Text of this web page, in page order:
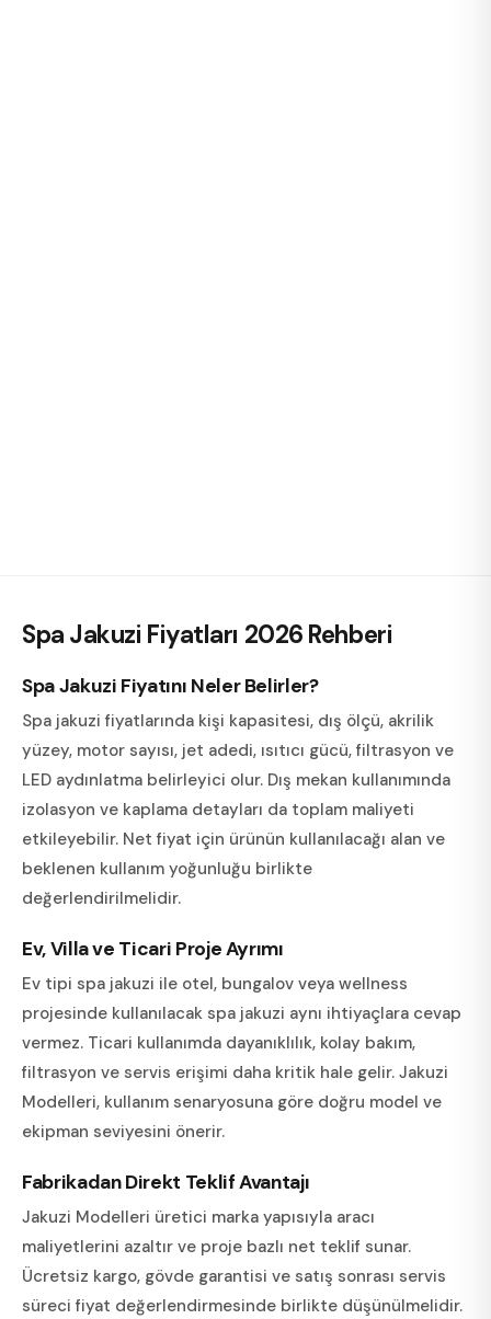
Spa Jakuzi Fiyatları 2026 Rehberi
Spa Jakuzi Fiyatını Neler Belirler?
Spa jakuzi fiyatlarında kişi kapasitesi, dış ölçü, akrilik
yüzey, motor sayısı, jet adedi, ısıtıcı gücü, filtrasyon ve
LED aydınlatma belirleyici olur. Dış mekan kullanımında
izolasyon ve kaplama detayları da toplam maliyeti
etkileyebilir. Net fiyat için ürünün kullanılacağı alan ve
beklenen kullanım yoğunluğu birlikte
değerlendirilmelidir.
Ev, Villa ve Ticari Proje Ayrımı
Ev tipi spa jakuzi ile otel, bungalov veya wellness
projesinde kullanılacak spa jakuzi aynı ihtiyaçlara cevap
vermez. Ticari kullanımda dayanıklılık, kolay bakım,
filtrasyon ve servis erişimi daha kritik hale gelir. Jakuzi
Modelleri, kullanım senaryosuna göre doğru model ve
ekipman seviyesini önerir.
Fabrikadan Direkt Teklif Avantajı
Jakuzi Modelleri üretici marka yapısıyla aracı
maliyetlerini azaltır ve proje bazlı net teklif sunar.
Ücretsiz kargo, gövde garantisi ve satış sonrası servis
süreci fiyat değerlendirmesinde birlikte düşünülmelidir.